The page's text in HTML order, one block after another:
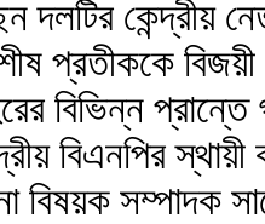
কেন্দ্রীয়
প্রতীককে
বিভিন্ন
বিএনপির
বিষয়ক সম্পাদক